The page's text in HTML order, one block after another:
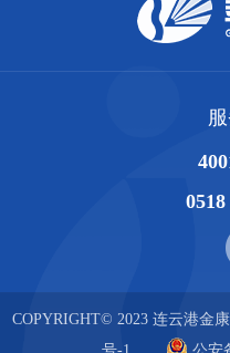
0518
COPYRIGHT© 2023 连云港金